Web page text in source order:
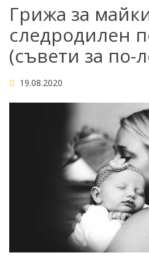
Грижа за
следродилен
(съвети за по-
19.08.2020